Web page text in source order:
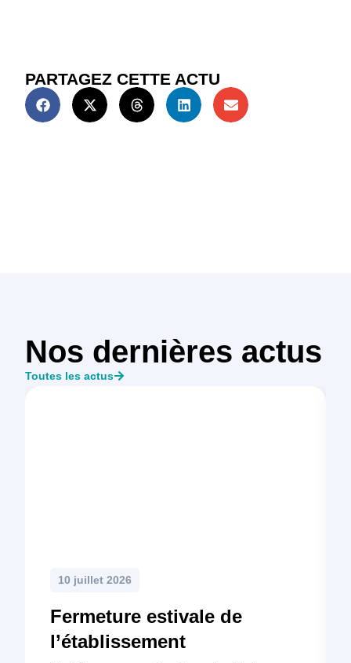
PARTAGEZ CETTE ACTU
Nos dernières actus
Toutes les actus
10 juillet 2026
Fermeture estivale de
l’établissement